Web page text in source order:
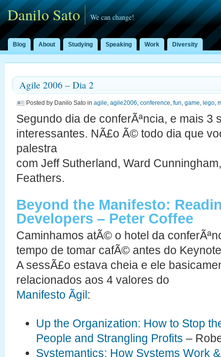
Danilo Sato We can change!
Blog About Studying Speaking Work Diversity
Agile 2006 – Dia 2
Posted by Danilo Sato in agile, agile2006, conference, fun, game, lego,
Segundo dia de conferÃªncia, e mais 3
interessantes. NÃ£o Ã© todo dia que
palestra
com Jeff Sutherland, Ward
Feathers.
Beyond the Manifesto:
Developers – Peter Coffee
Caminhamos atÃ© o hotel da
tempo de tomar cafÃ© antes do
A sessÃ£o estava cheia e ele
relacionados aos 4 valores do
Manifesto Ãgil:
Up the Organization: How to Stop
People and Strangling Profits –
Systemantics: How Systems Work